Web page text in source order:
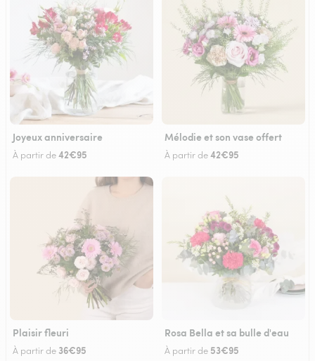
Joyeux anniversaire
À partir de42€95
Mélodie et son vase offert
À partir de42€95
Plaisir fleuri
À partir de 36€95
Rosa Bella et sa bulle d'eau
À partir de 53€95